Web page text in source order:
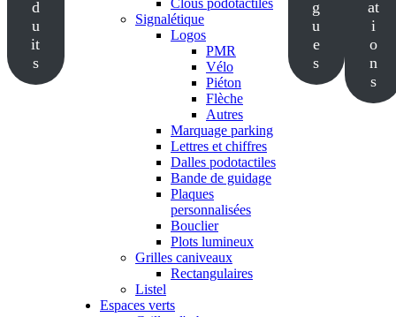
d
u
it
s
Clous podotactiles
Signalétique
Logos
PMR
Vélo
Piéton
Flèche
Autres
Marquage parking
Lettres et chiffres
Dalles podotactiles
Bande de guidage
Plaques
personnalisées
Bouclier
Plots lumineux
Grilles caniveaux
Rectangulaires
Listel
Espaces verts
g
u
e
s
at
i
o
n
s